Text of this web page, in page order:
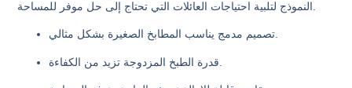
تصميم مدمج يناسب المطابخ الصغيرة بشكل مثالي.